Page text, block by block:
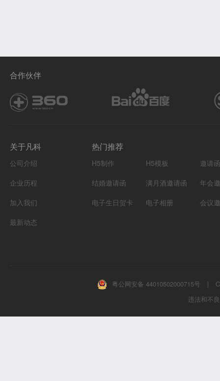
合作伙伴
关于凡科
公司介绍
企业历程
加入我们
最新动态
热门推荐
H5制作 H5模板
邀请
结婚邀请函
满月酒邀请函
年会
电子生日贺卡
电子相册 会议
粤公网安备 44010502000715号 |
违法和不